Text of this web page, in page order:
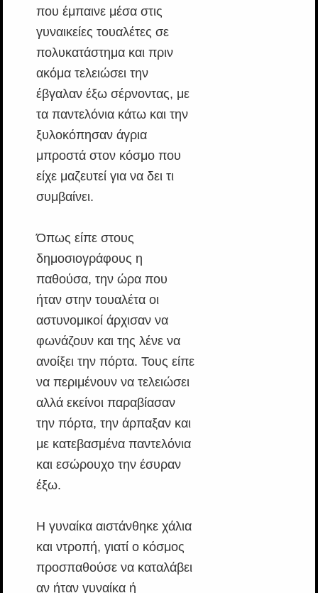
που έμπαινε μέσα στις
γυναικείες τουαλέτες σε
πολυκατάστημα και πριν
ακόμα τελειώσει την
έβγαλαν έξω σέρνοντας, με
τα παντελόνια κάτω και την
ξυλοκόπησαν άγρια
μπροστά στον κόσμο που
είχε μαζευτεί για να δει τι
συμβαίνει.
Όπως είπε στους
δημοσιογράφους η
παθούσα, την ώρα που
ήταν στην τουαλέτα οι
αστυνομικοί άρχισαν να
φωνάζουν και της λένε να
ανοίξει την πόρτα. Τους είπε
να περιμένουν να τελειώσει
αλλά εκείνοι παραβίασαν
την πόρτα, την άρπαξαν και
με κατεβασμένα παντελόνια
και εσώρουχο την έσυραν
έξω.
Η γυναίκα αιστάνθηκε χάλια
και ντροπή, γιατί ο κόσμος
προσπαθούσε να καταλάβει
αν ήταν γυναίκα ή